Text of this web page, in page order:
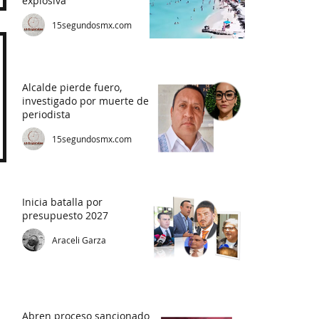
15segundosmx.com
Alcalde pierde fuero,
investigado por muerte de
periodista
15segundosmx.com
Inicia batalla por
presupuesto 2027
Araceli Garza
Abren proceso sancionador